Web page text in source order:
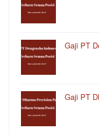
Gaji PT
Gaji PT